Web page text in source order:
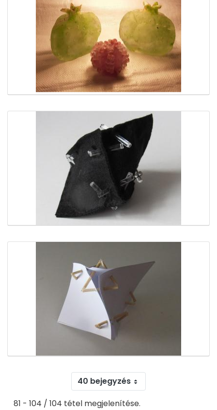
40 bejegyzés
81 - 104 / 104 tétel megjelenítése.